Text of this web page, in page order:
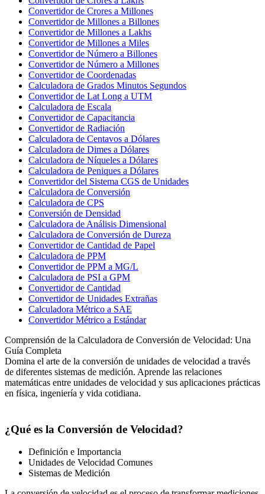
Convertidor de Crores a Millones
Convertidor de Millones a Billones
Convertidor de Millones a Lakhs
Convertidor de Millones a Miles
Convertidor de Número a Billones
Convertidor de Número a Millones
Convertidor de Coordenadas
Calculadora de Grados Minutos Segundos
Convertidor de Lat Long a UTM
Calculadora de Escala
Convertidor de Capacitancia
Convertidor de Radiación
Calculadora de Centavos a Dólares
Calculadora de Dimes a Dólares
Calculadora de Níqueles a Dólares
Calculadora de Peniques a Dólares
Convertidor del Sistema CGS de Unidades
Calculadora de Conversión
Calculadora de CPS
Conversión de Densidad
Calculadora de Análisis Dimensional
Calculadora de Conversión de Dureza
Convertidor de Cantidad de Papel
Calculadora de PPM
Convertidor de PPM a MG/L
Calculadora de PSI a GPM
Convertidor de Cantidad
Convertidor de Unidades Extrañas
Calculadora Métrico a SAE
Convertidor Métrico a Estándar
Comprensión de la Calculadora de Conversión de Velocidad: Una
Guía Completa
Domina el arte de la conversión de unidades de velocidad a través
de diferentes sistemas de medición. Aprende las relaciones
matemáticas entre unidades de velocidad y sus aplicaciones prácticas
en física, ingeniería y vida cotidiana.
¿Qué es la Conversión de Velocidad?
Definición e Importancia
Unidades de Velocidad Comunes
Sistemas de Medición